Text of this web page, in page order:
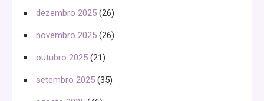
dezembro 2025 (26)
novembro 2025 (26)
outubro 2025 (21)
setembro 2025 (35)